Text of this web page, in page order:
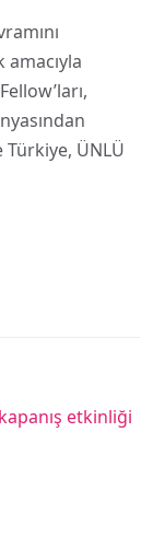
bir
amacıyla
ÜNLÜ